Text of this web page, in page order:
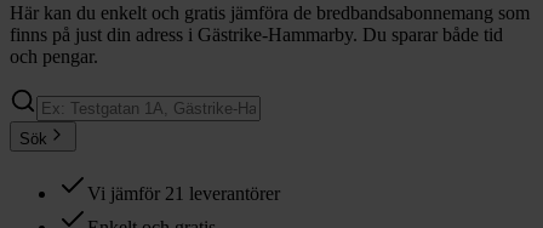
Här kan du enkelt och gratis jämföra de bredbandsabonnemang som
finns på just din adress i Gästrike-Hammarby. Du sparar både tid
och pengar.
Sök
Vi jämför 21 leverantörer